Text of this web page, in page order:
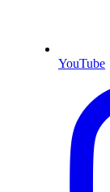
YouTube